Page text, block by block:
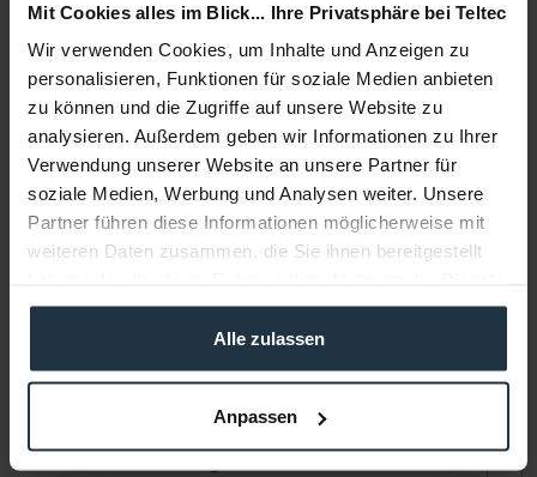
Mit Cookies alles im Blick... Ihre Privatsphäre bei Teltec
Wir verwenden Cookies, um Inhalte und Anzeigen zu
personalisieren, Funktionen für soziale Medien anbieten
zu können und die Zugriffe auf unsere Website zu
analysieren. Außerdem geben wir Informationen zu Ihrer
Verwendung unserer Website an unsere Partner für
soziale Medien, Werbung und Analysen weiter. Unsere
Partner führen diese Informationen möglicherweise mit
weiteren Daten zusammen, die Sie ihnen bereitgestellt
gesammelt haben.
Alle zulassen
Anpassen
Medien
Infos zu Hersteller & Produktsicherheit
Folgende Infos zum Hersteller sind verfübar......mehr
Weitere Artikel von Zeiss ansehen